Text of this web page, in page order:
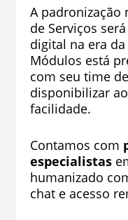
A padronização
de Serviços
digital na era
Módulos está
com seu time
disponibilizar
facilidade.
Contamos com
especialistas
humanizado
chat e acesso